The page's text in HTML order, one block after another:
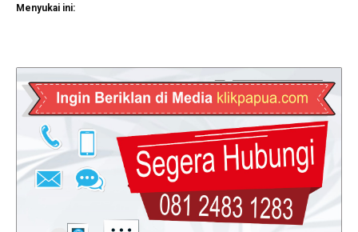
Menyukai ini: